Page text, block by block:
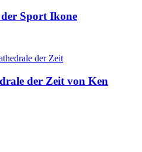
Sport Ikone
der Zeit von Ken